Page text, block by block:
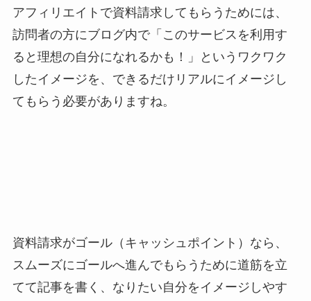
アフィリエイトで資料請求してもらうためには、
訪問者の方にブログ内で「このサービスを利用す
ると理想の自分になれるかも！」というワクワク
したイメージを、できるだけリアルにイメージし
てもらう必要がありますね。
資料請求がゴール（キャッシュポイント）なら、
スムーズにゴールへ進んでもらうために道筋を立
てて記事を書く、なりたい自分をイメージしやす